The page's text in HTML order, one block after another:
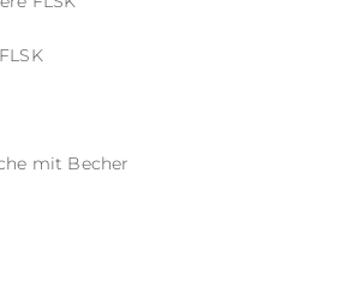
mit Becher